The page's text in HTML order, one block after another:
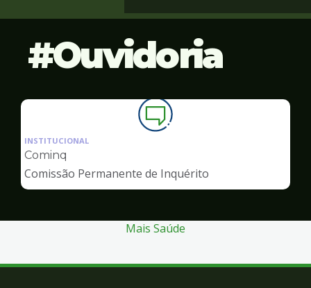
Ouvidoria
Ilustração
da
de
Ouvidoria
INSTITUCIONAL
Cominq
Comissão Permanente de Inquérito
Mais Saúde